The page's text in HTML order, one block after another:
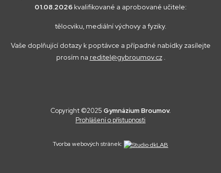
01.08.2026 kvalifikované a aprobované učitele:
tělocviku, mediální výchovy a fyziky.
Vaše doplňující dotazy k poptávce a případné nabídky zasílejte
prosím na reditel@gybroumov.cz.
Tvorba webových stránek:
Copyright ©2025 Gymnázium Broumov.
Prohlášení o přístupnosti